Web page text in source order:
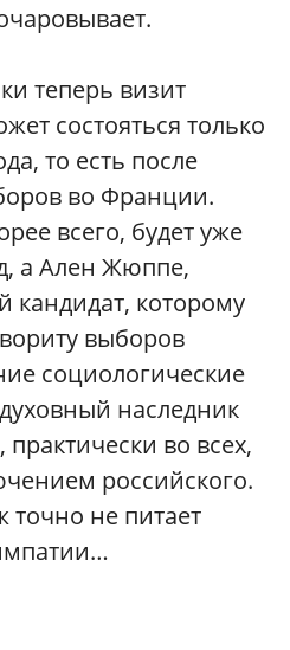
теперь визит
состояться только
то есть после
во Франции.
всего, будет уже
а Ален Жюппе,
кандидат, которому
выборов
социологические
наследник
во всех,
российского.
не питает